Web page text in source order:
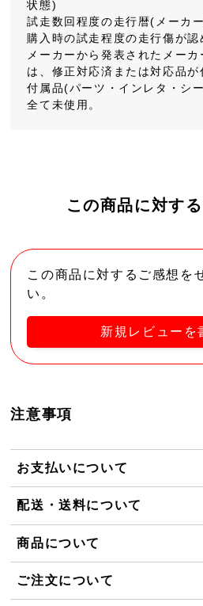
状態)
試走数回程度の走行暦(メーカ
購入時の試走程度の走行傷が認
メーカーから発表されたメー
は、修正対応済または対応品が
付属品(パーツ・インレタ・シ
全て未使用。
この商品に対す
この商品に対するご感想を
い。
新規レビューを
注意事項
お支払いについて
配送・送料について
商品について
ご注文について